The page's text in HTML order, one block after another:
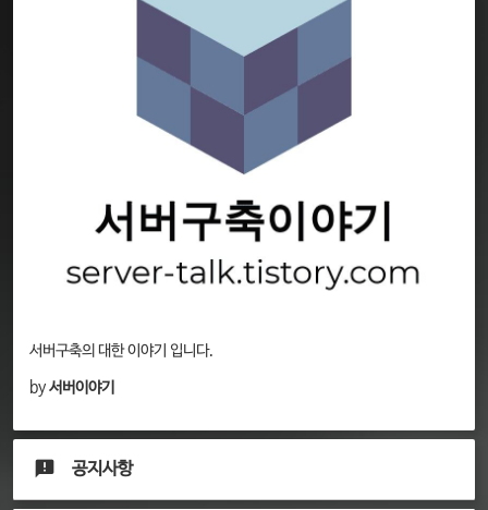
서버구축의 대한 이야기 입니다.
by서버이야기
공지사항